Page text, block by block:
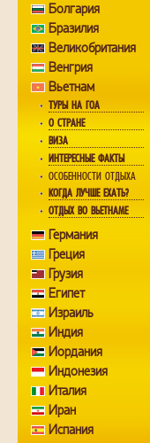
Болгария
Бразилия
Великобритания
Венгрия
Вьетнам
ТУРЫ НА ГОА
О СТРАНЕ
ВИЗА
ИНТЕРЕСНЫЕ ФАКТЫ
ОСОБЕННОСТИ ОТДЫХА
КОГДА ЛУЧШЕ ЕХАТЬ?
ОТДЫХ ВО ВЬЕТНАМЕ
Германия
Греция
Грузия
Египет
Израиль
Индия
Иордания
Индонезия
Италия
Иран
Испания